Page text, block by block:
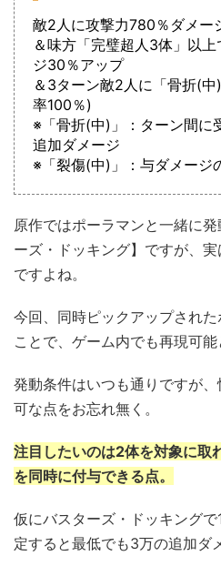
敵2人に攻撃力780％ダメー
＆味方「完璧超人3体」以
ジ30％アップ
＆3ターン敵2人に「骨折(
率100％)
※「骨折(中)」：ターン間に
追加ダメージ
※「裂傷(中)」：与ダメージ
原作ではポーラマンと一緒に
ーズ・ドッキング】ですが、
ですよね。
今回、同時ピックアップされ
ことで、ゲーム内でも再現可能
発動条件はいつも通りですが
可な点をお忘れ無く。
注目したいのは2体を対象に取
を同時に付与できる点。
仮にバスターズ・ドッキング
定すると最低でも3万の追加ダ